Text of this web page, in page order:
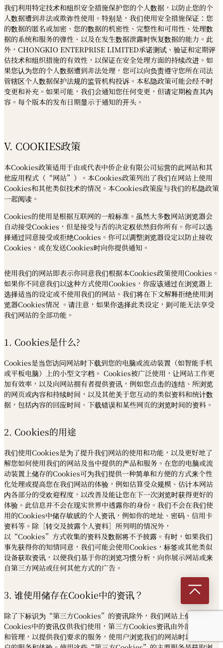
我们利用特定技术和组织安全措施保护您的个人数据，以防止您的个
人数据遭到非法或欺诈性使用。特别是，我们使用安全措施保证：您
的数据的匿名或加密、您的数据的机密性、完整性和可用性、处理数
据的系统和服务的弹性、以及在发生数据泄露时恢复数据的能力。此
外，CHONGKIO ENTERPRISE LIMITED承诺测试、验证和定期评
估技术和组织措施的有效性，以保证在安全处理方面的持续改进。如
果您认为您的个人数据遭到非法处理，您可以向负责遵守您所在司法
管辖区个人数据保护法规的监管机构投诉。本私隐政策可能会经不时
变更和补充。如果可能，我们会通知您任何变更，但请定期检查其内
容。每个版本的发布日期显示于通知的开头。
V. COOKIES政策
本Cookies政策适用于由或代表中侨企业有限公司运营的此网站和其
他应用程式（“网站”）。本Cookies政策列出了我们在网站上使用
Cookies和其他类似技术的情况。本Cookies政策应与我们的私隐政策
一起阅读。
Cookies的使用是根据互联网的一般标准。虽然大多数网站浏览器会
自动接受Cookies，但是接受与否的决定权依然归你所有。你可以选
择通过同意接受或拒绝Cookies。你可以调整浏览器设定以防止接收
Cookies，或在发送Cookies时向你提供通知。
使用我们的网站即表示你同意我们根据本Cookies政策使用Cookies。
如果你不同意我们以这种方式使用Cookies，你应该通过在浏览器上
选择适当的设定或不使用我们的网站。我们将在下文解释拒绝使用浏
览器Cookies情况 。请注意，如果你选择此类设定，则可能无法享受
我们网站的全部功能。
1. Cookies是什么?
Cookies是当您访问网站时下载到您的电脑或流动装置（如智能手机
或平板电脑）上的小型文字档。 Cookies被广泛使用，让网站工作更
加有效率，以及向网站拥有者提供资讯，例如您点击的连结、所浏览
的网页或内容和持续时间，以及其他关于您互动的类似资料和统计数
据，包括内容的回应时间、下载错误和某些网页的浏览时间的资料。
2. Cookies的用途
我们使用Cookies是为了提升我们网站的使用和功能，以及更好地了
解您如何使用我们的网站及当中提供的产品和服务。在您的电脑或流
动装置上储存的Cookies可为我们提供一种简单和方便的方式来个性
化处理或提高您在我们网站的体验，例如估算受众规模、估计本网站
内各部分的受欢迎程度，以改善及能让您在下一次浏览时获得更好的
体验。此信息并不会在现实世界中透露你的身份。我们不会在我们使
用的Cookies中储存敏感的个人资讯，例如你的地址、密码、信用卡
资料等。除［转交及披露个人资料］所列明的情况外，
以“Cookies”方式收集的资料及数据将不予披露。有时，如果我们
事先获得你的知情同意，我们可能会使用Cookies，标签或其他类似
设备获取资讯，以便我们基于你的浏览习惯分析，向你展示网站或来
自第三方网站或任何其他方式的广告。
3. 谁使用储存在Cookie中的资讯？
除了下标识为“第三方Cookies”的资讯除外，我们网站上储存在
Cookies中的资讯仅供我们使用，第三方Cookies资讯由外部实体使用
和管理，以提供我们要求的服务，使用户浏览我们的网站时以改善用